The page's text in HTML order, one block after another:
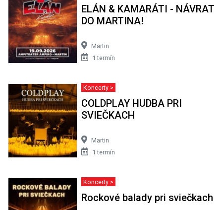
ELÁN & KAMARÁTI - NÁVRAT
DO MARTINA!
Martin
1 termín
Koncerty >
COLDPLAY HUDBA PRI
SVIEČKACH
Martin
1 termín
Koncerty >
Rockové balady pri sviečkach